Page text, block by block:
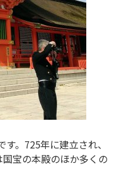
。725年に建立され、
宝の本殿のほか多くの